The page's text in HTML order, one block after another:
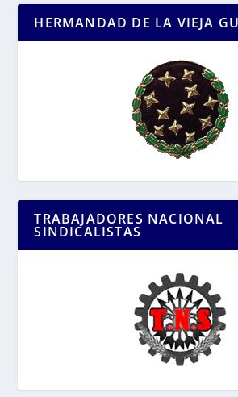
HERMANDAD DE LA VIEJA
TRABAJADORES NACIONAL
SINDICALISTAS